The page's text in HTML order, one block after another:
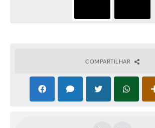
COMPARTILHAR